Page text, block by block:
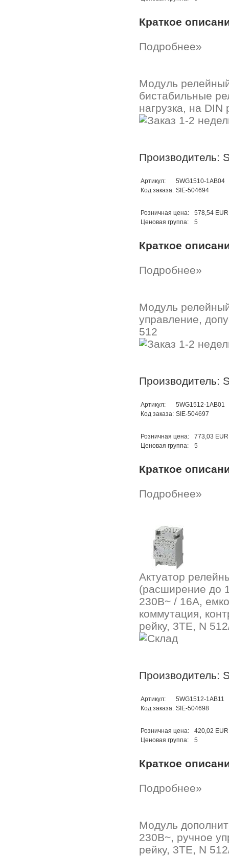
Краткое
Подробнее»
Модуль
бистабильные
нагрузка, на DIN
Производитель:
Артикул:
5WG1510-1AB04
Код заказа: SIE-504694
Розничная цена:
578,54 EUR
Ценовая группа:
5
Краткое
Подробнее»
Модуль
управление,
512
Производитель:
Артикул:
5WG1512-1AB01
Код заказа: SIE-504697
Розничная цена:
773,03 EUR
Ценовая группа:
5
Краткое
Подробнее»
Актуатор
(расширение до
230В~ / 16А,
коммутация,
рейку, 3TE, N
Производитель:
Артикул:
5WG1512-1AB11
Код заказа: SIE-504698
Розничная цена:
420,02 EUR
Ценовая группа:
5
Краткое
Подробнее»
Модуль
230В~, ручное
рейку, 3TE, N